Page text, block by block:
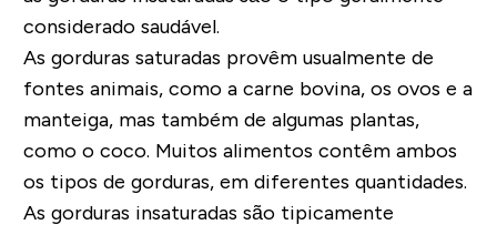
considerado saudável.
As gorduras saturadas provêm usualmente de
fontes animais, como a carne bovina, os ovos e a
manteiga, mas também de algumas plantas,
como o coco. Muitos alimentos contêm ambos
os tipos de gorduras, em diferentes quantidades.
As gorduras insaturadas são tipicamente